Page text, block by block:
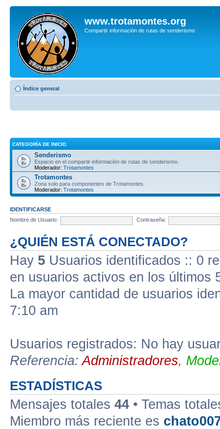
www.trotamontes.org
Compartir información de rutas de senderismo
Índice general
CATEGORÍA DE INICIO
Senderismo
Espacio en el compartir información de rutas de senderismo.
Moderador: Trotamontes
Trotamontes
Zona solo para componentes de Trotamontes.
Moderador: Trotamontes
IDENTIFICARSE
Nombre de Usuario:
Contraseña:
¿QUIÉN ESTÁ CONECTADO?
Hay 5 Usuarios identificados :: 0
en usuarios activos en los últimos
La mayor cantidad de usuarios
7:10 am
Usuarios registrados: No hay
Referencia:Administradores,
ESTADÍSTICAS
Mensajes totales 44 • Temas
Miembro más reciente es